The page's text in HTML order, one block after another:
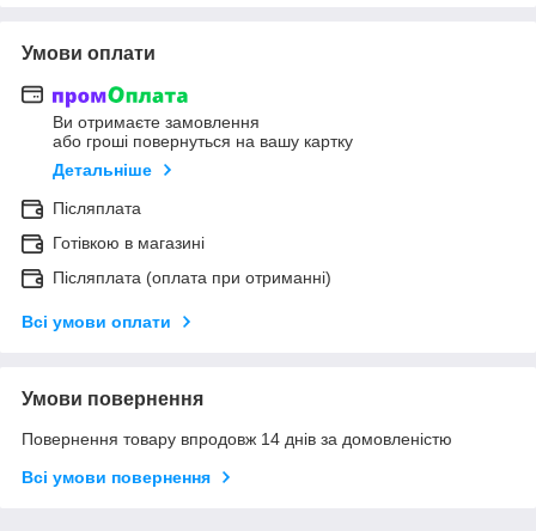
Умови оплати
Ви отримаєте замовлення
або гроші повернуться на вашу картку
Детальніше
Післяплата
Готівкою в магазині
Післяплата (оплата при отриманні)
Всі умови оплати
Умови повернення
Повернення товару впродовж 14 днів за домовленістю
Всі умови повернення